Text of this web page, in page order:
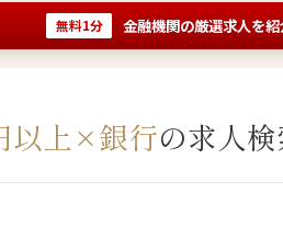
無料1分 金融機関の厳選求人を
以上×銀行の求人